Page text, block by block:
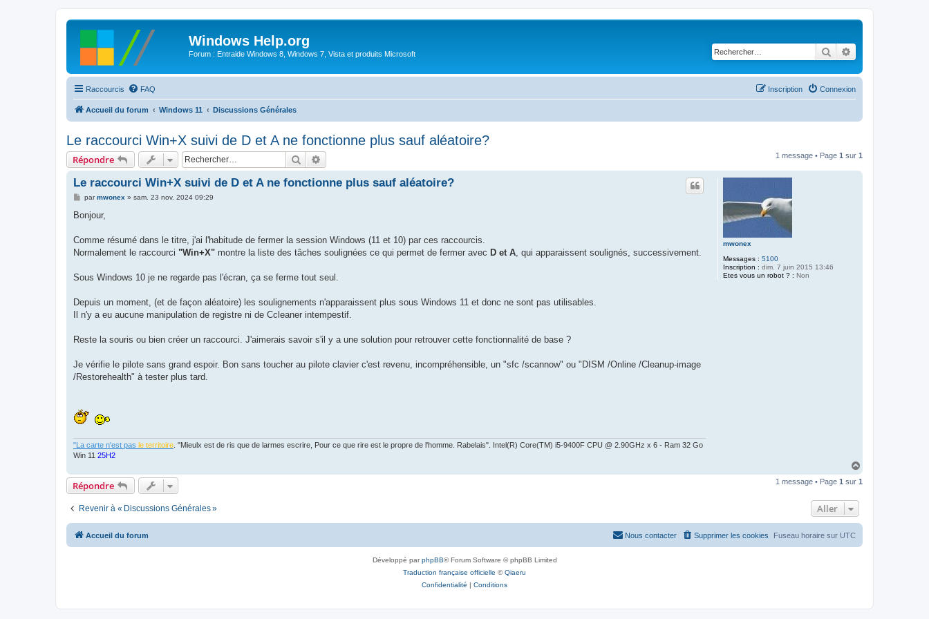
Windows Help.org
Forum : Entraide Windows 8, Windows 7, Vista et produits Microsoft Rechercher
Raccourcis FAQ Connexion
Inscription
Accueil du forum Windows 11 Discussions Générales
Le raccourci Win+X suivi de D et A ne fonctionne plus sauf aléatoire?
Répondre Rechercher 1 message • Page 1 sur 1
mwonex
Messages : 5100
Inscription : dim. 7 juin 2015 13:46
Etes vous un robot ? : Non
Le raccourci Win+X suivi de D et A ne fonctionne plus sauf aléatoire?
M
s
g
parmwonex » sam. 23 nov. 2024 09:29
Bonjour,
Comme résumé dans le titre, j'ai l'habitude de fermer la session Windows (11 et 10) par ces raccourcis.
Normalement le raccourci "Win+X" montre la liste des tâches soulignées ce qui permet de fermer avec D et A , qui apparaissent soulignés, successivement.
Sous Windows 10 je ne regarde pas l'écran, ça se ferme tout seul.
Depuis un moment, (et de façon aléatoire) les soulignements n'apparaissent plus sous Windows 11 et donc ne sont pas utilisables.
Il n'y a eu aucune manipulation de registre ni de Ccleaner intempestif.
Reste la souris ou bien créer un raccourci. J'aimerais savoir s'il y a une solution pour retrouver cette fonctionnalité de base ?
Je vérifie le pilote sans grand espoir. Bon sans toucher au pilote clavier c'est revenu, incompréhensible, un "sfc /scannow" ou "DISM /Online /Cleanup-image
/Restorehealth" à tester plus tard.
"La carte n'est pas le territoire . "Mieulx est de ris que de larmes escrire, Pour ce que rire est le propre de l'homme. Rabelais". Intel(R) Core(TM) i5-9400F CPU @ 2.90GHz x 6 - Ram 32 Go
Win 11 25H2
u
Répondre 1 message • Page 1 sur 1
Revenir à « Discussions Générales » Aller
Accueil du forum Fuseau horaire sur UTC
Supprimer les cookies
Nous contacter
Développé parphpBB® Forum Software © phpBB Limited
Traduction française officielle ©Qiaeru
Confidentialité | Conditions